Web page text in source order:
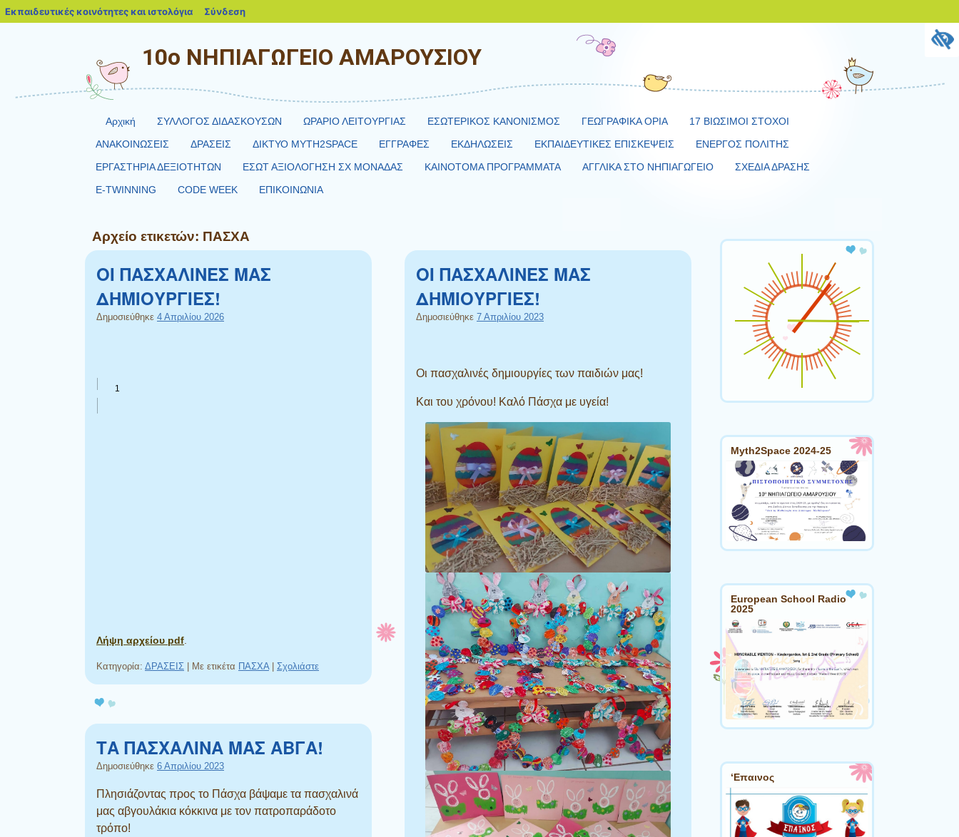
10o ΝΗΠΙΑΓΩΓΕΙΟ ΑΜΑΡΟΥΣΙΟΥ
Αρχική ΣΥΛΛΟΓΟΣ ΔΙΔΑΣΚΟΥΣΩΝ ΩΡΑΡΙΟ ΛΕΙΤΟΥΡΓΙΑΣ ΕΣΩΤΕΡΙΚΟΣ ΚΑΝΟΝΙΣΜΟΣ ΓΕΩΓΡΑΦΙΚΑ ΟΡΙΑ
17 ΒΙΩΣΙΜΟΙ ΣΤΟΧΟΙ
ΑΝΑΚΟΙΝΩΣΕΙΣ
ΔΡΑΣΕΙΣ ΔΙΚΤΥΟ MYTH2SPACE ΕΓΓΡΑΦΕΣ ΕΚΔΗΛΩΣΕΙΣ ΕΚΠΑΙΔΕΥΤΙΚΕΣ ΕΠΙΣΚΕΨΕΙΣ
ΕΝΕΡΓΟΣ ΠΟΛΙΤΗΣ
ΕΡΓΑΣΤΗΡΙΑ ΔΕΞΙΟΤΗΤΩΝ
ΕΣΩΤ ΑΞΙΟΛΟΓΗΣΗ ΣΧ ΜΟΝΑΔΑΣ ΚΑΙΝΟΤΟΜΑ ΠΡΟΓΡΑΜΜΑΤΑ ΑΓΓΛΙΚΑ ΣΤΟ ΝΗΠΙΑΓΩΓΕΙΟ
ΣΧΕΔΙΑ ΔΡΑΣΗΣ
E-TWINNING
CODE WEEK ΕΠΙΚΟΙΝΩΝΙΑ
Αρχείο ετικετών: ΠΑΣΧΑ
ΟΙ ΠΑΣΧΑΛΙΝΕΣ ΜΑΣ
ΔΗΜΙΟΥΡΓΙΕΣ!
Δημοσιεύθηκε 4 Απριλίου 2026
Λήψη αρχείου pdf
Κατηγορία: ΔΡΑΣΕΙΣ Με ετικέτα ΠΑΣΧΑ Σχολιάστε
ΟΙ ΠΑΣΧΑΛΙΝΕΣ ΜΑΣ
ΔΗΜΙΟΥΡΓΙΕΣ!
Δημοσιεύθηκε 7 Απριλίου 2023
Οι πασχαλινές δημιουργίες των παιδιών μας!
Και του χρόνου! Καλό Πάσχα με υγεία!
ΤΑ ΠΑΣΧΑΛΙΝΑ ΜΑΣ ΑΒΓΑ!
Δημοσιεύθηκε 6 Απριλίου 2023
Πλησιάζοντας προς το Πάσχα βάψαμε τα πασχαλινά
μας αβγουλάκια κόκκινα με τον πατροπαράδοτο
τρόπο!
Myth2Space 2024-25
European School Radio
2025
‘Επαινος
Εκπαιδευτικές κοινότητες και ιστολόγια blogs.sch.gr
Σύνδεση